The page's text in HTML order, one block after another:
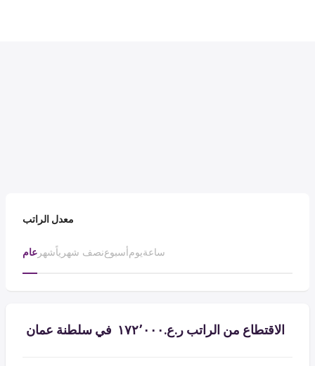
معدل الراتب
عام شهرنصف شهرياًأسبوعيومساعة
الاقتطاع من الراتب ر.ع.‏١٧٢٬٠٠٠ ‏ في سلطنة عمان